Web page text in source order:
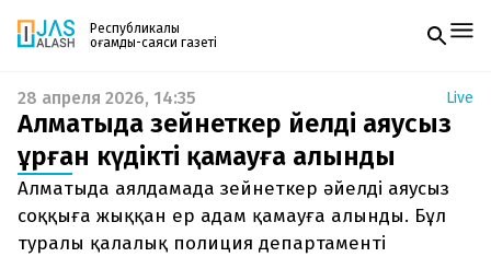
Республикалық
қоғамдық-саяси газеті
Жаңалықтар
Спорт
Live
Руханият
Аймақ
Архив
Заң және тәртіп
Газетке жазылу
PDF форматтағы газетті ай сайын электронды
поштаңызға алып отырыңыз. Жаңа нөмір
шыққан сәтте сізге бірден жіберіледі. Тек email
енгізіңіз, біз қалғанын өзіміз жібереміз.
28 апреля 2026, 14:35 Live
Алматыда зейнеткер әйелді аяусыз
ұрған күдікті қамауға алынды
Алматыда аялдамада зейнеткер әйелді аяусыз
соққыға жыққан ер адам қамауға алынды. Бұл
туралы қалалық полиция департаменті